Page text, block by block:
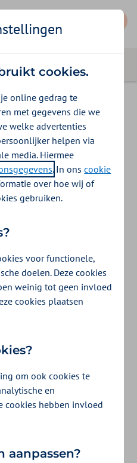
kwartaal, halfjaar
En wist je dat je ook
kiezen? Je wijzigt je
volgende termijn
ingesteld.
mijn zilveren kruis met digid
betaaltermijn
jaar of
en 0,5% als je per
voor
per maand
cookies.
online gedrag te
met gegevens die we
welke advertenties
helpen via
media. Hiermee
. In onscookie
over hoe wij of
gebruiken.
voor functionele,
doelen. Deze cookies
weinig tot geen invloed
cookies plaatsen
om ook cookies te
en
cookies hebben invloed
aanpassen?